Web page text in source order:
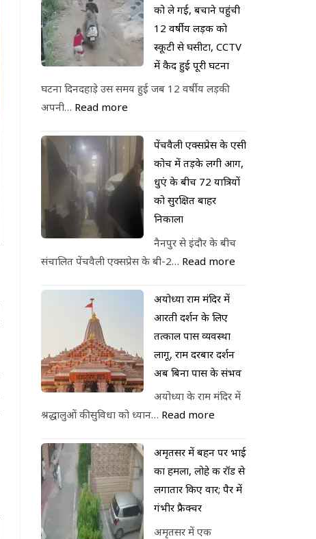
को ले गई, बचाने पहुंची
12 वर्षीय लड़की को
स्कूटी से घसीटा, CCTV
में कैद हुई पूरी घटना
घटना दिनदहाड़े उस समय हुई जब 12 वर्षीय लड़की
अपनी… Read more
पेंचवैली एक्सप्रेस के एसी
कोच में तड़के लगी आग,
धुएं के बीच 72 यात्रियों
को सुरक्षित बाहर
निकाला
नैनपुर से इंदौर के बीच
संचालित पेंचवैली एक्सप्रेस के बी-2… Read more
अयोध्या राम मंदिर में
आरती दर्शन के लिए
तत्काल पास व्यवस्था
लागू, राम दरबार दर्शन
अब बिना पास के संभव
अयोध्या के राम मंदिर में
श्रद्धालुओं की सुविधा को ध्यान… Read more
अमृतसर में बहन पर भाई
का हमला, लोहे की रॉड से
लगातार किए वार; पैर में
गंभीर फ्रैक्चर
अमृतसर में एक